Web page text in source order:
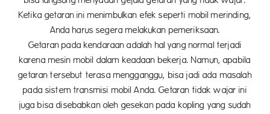
Ketika getaran ini menimbulkan efek seperti mobil merinding,
Anda harus segera melakukan pemeriksaan.
Getaran pada kendaraan adalah hal yang normal terjadi
karena mesin mobil dalam keadaan bekerja. Namun, apabila
getaran tersebut terasa mengganggu, bisa jadi ada masalah
pada sistem transmisi mobil Anda. Getaran tidak wajar ini
juga bisa disebabkan oleh gesekan pada kopling yang sudah